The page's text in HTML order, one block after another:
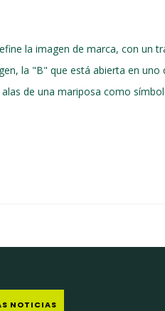
la imagen de marca, con un
la "B" que está abierta en
de una mariposa como
NOTICIAS